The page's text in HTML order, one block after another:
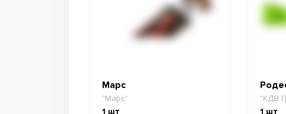
Марс
"Марс"
1 шт
"КДВ
1 шт